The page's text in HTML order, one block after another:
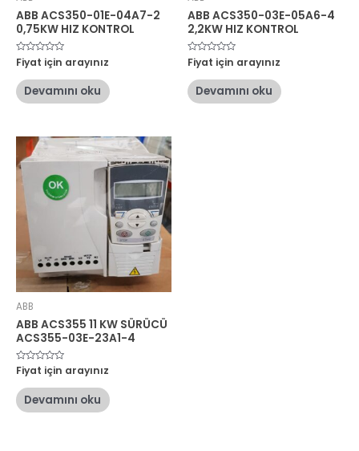
ABB ACS350-01E-04A7-2
0,75KW HIZ KONTROL
5
üzerinden
oy
aldı
Fiyat için arayınız
Devamını oku
ABB ACS350-03E-05A6-4
2,2KW HIZ KONTROL
5
üzerinden
oy
aldı
Fiyat için arayınız
Devamını oku
ABB
ABB ACS355 11 KW SÜRÜCÜ
ACS355-03E-23A1-4
5
üzerinden
oy
aldı
Fiyat için arayınız
Devamını oku